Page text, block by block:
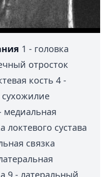
1 - головка
отросток
кость 4 -
сухожилие
локтевого сустава
связка
9 - латеральный